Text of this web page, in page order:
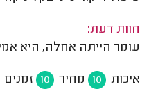
חוות דעת:
עומר הייתה אחלה, היא
איכות 10 מחיר 10 זמנים